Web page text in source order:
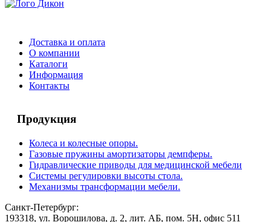
Доставка и оплата
О компании
Каталоги
Информация
Контакты
Продукция
Колеса и колесные опоры.
Газовые пружины амортизаторы демпферы.
Гидравлические приводы для медицинской мебели
Системы регулировки высоты стола.
Механизмы трансформации мебели.
Санкт-Петербург:
193318, ул. Ворошилова, д. 2, лит. АБ, пом. 5Н, офис 511